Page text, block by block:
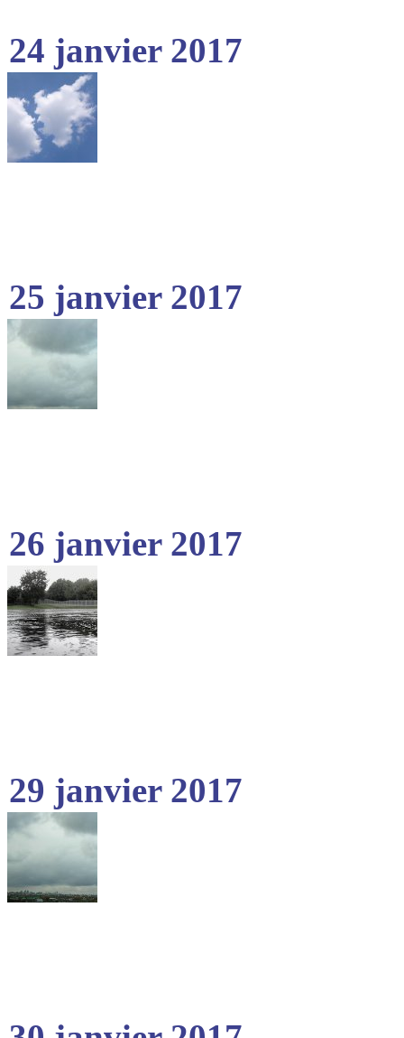
24 janvier 2017
25 janvier 2017
26 janvier 2017
29 janvier 2017